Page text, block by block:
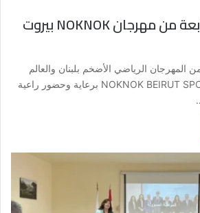
افتتاح النسخة الرابعة من مهرجان NOKNOK بيروت
المهرجان الرياضي الأضخم بلبنان والعالم
العربي NOKNOK BEIRUT SPORTS FESTIVAL برعاية وحضور راعية